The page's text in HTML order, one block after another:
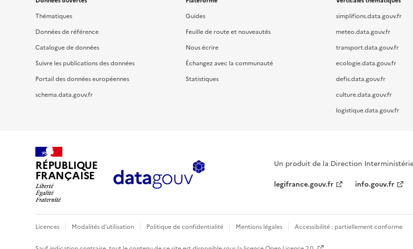
Thématiques
Données de référence
Catalogue de données
Suivre les publications des données
Portail des données européennes
schema.data.gouv.fr
Guides
Feuille de route et nouveautés
Nous écrire
Échangez avec la communauté
Statistiques
simplifions.data.gouv.fr
meteo.data.gouv.fr
transport.data.gouv.fr
ecologie.data.gouv.fr
defis.data.gouv.fr
culture.data.gouv.fr
logistique.data.gouv.fr
RÉPUBLIQUE
FRANÇAISE
Un produit de la Direction
legifrance.gouv.fr
info.gouv.fr
Licences Modalités d'utilisation Politique de confidentialité Mentions légales Accessibilité : partiellement conforme